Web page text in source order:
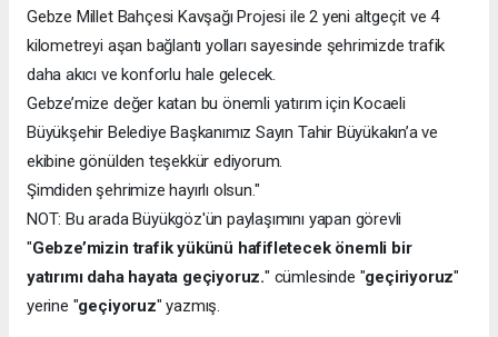
Gebze Millet Bahçesi Kavşağı Projesi ile 2 yeni altgeçit ve 4
kilometreyi aşan bağlantı yolları sayesinde şehrimizde trafik
daha akıcı ve konforlu hale gelecek.
Gebze’mize değer katan bu önemli yatırım için Kocaeli
Büyükşehir Belediye Başkanımız Sayın Tahir Büyükakın’a ve
ekibine gönülden teşekkür ediyorum.
Şimdiden şehrimize hayırlı olsun."
NOT: Bu arada Büyükgöz'ün paylaşımını yapan görevli
"Gebze’mizin trafik yükünü hafifletecek önemli bir
yatırımı daha hayata geçiyoruz." cümlesinde "geçiriyoruz"
yerine "geçiyoruz" yazmış.